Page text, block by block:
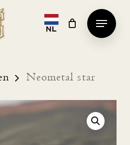
NL
Menu
Neometal star